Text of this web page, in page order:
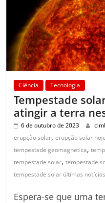
Ciência Tecnologia
Tempestade
atingir a terra
6 de outubro de 2023
erupção solar,erupção solar hoje
tempestade geomagnetica,
tempestade solar,tempestade
tempestade solar últimas notícias
Espera-se que uma